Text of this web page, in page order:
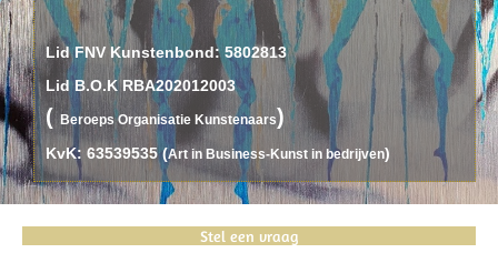
Lid FNV Kunstenbond: 5802813
Lid B.O.K RBA202012003
(BeroepsOrganisatie Kunstenaars)
KvK: 63539535 (Art in Business-Kunst in bedrijven)
Stel een vraag